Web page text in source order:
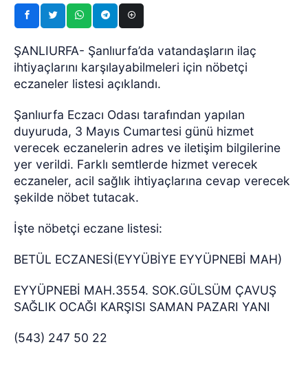
ŞANLIURFA- Şanlıurfa’da vatandaşların ilaç
ihtiyaçlarını karşılayabilmeleri için nöbetçi
eczaneler listesi açıklandı.
Şanlıurfa Eczacı Odası tarafından yapılan
duyuruda, 3 Mayıs Cumartesi günü hizmet
verecek eczanelerin adres ve iletişim bilgilerine
yer verildi. Farklı semtlerde hizmet verecek
eczaneler, acil sağlık ihtiyaçlarına cevap verecek
şekilde nöbet tutacak.
İşte nöbetçi eczane listesi:
BETÜL ECZANESİ(EYYÜBİYE EYYÜPNEBİ MAH)
EYYÜPNEBİ MAH.3554. SOK.GÜLSÜM ÇAVUŞ
SAĞLIK OCAĞI KARŞISI SAMAN PAZARI YANI
(543) 247 50 22